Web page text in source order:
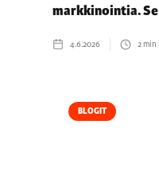
markkinointia.
4.6.2026 2min
BLOGIT